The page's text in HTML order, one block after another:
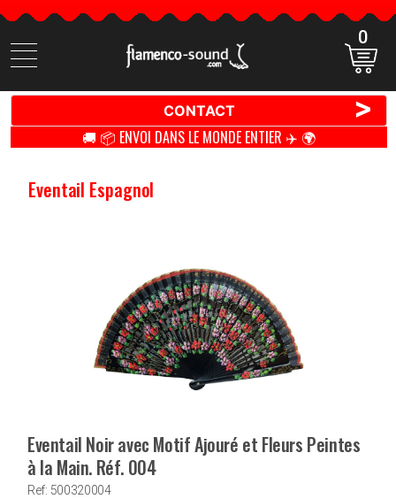
Cherchez
des
0
CONTACT >
🚚 📦 ENVOI DANS LE MONDE ENTIER ✈️ 🌍
Eventail Espagnol
Eventail Noir avec Motif Ajouré et Fleurs Peintes
à la Main. Réf. 004
Ref: 500320004